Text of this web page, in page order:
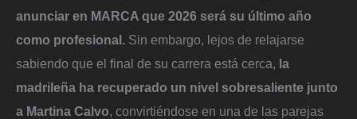
anunciar en MARCA que 2026 será su último año
como profesional. Sin embargo, lejos de relajarse
sabiendo que el final de su carrera está cerca, la
madrileña ha recuperado un nivel sobresaliente junto
a Martina Calvo, convirtiéndose en una de las parejas